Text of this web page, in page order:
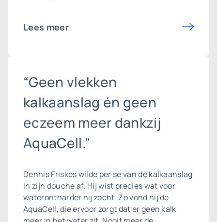
Lees meer
“Geen vlekken
kalkaanslag én geen
eczeem meer dankzij
AquaCell.”
Dennis Friskes wilde per se van dekalkaanslag
in zijn douche af. Hij wist precies wat voor
waterontharder hij zocht. Zo vond hij de
AquaCell, die ervoor zorgt dat er geen kalk